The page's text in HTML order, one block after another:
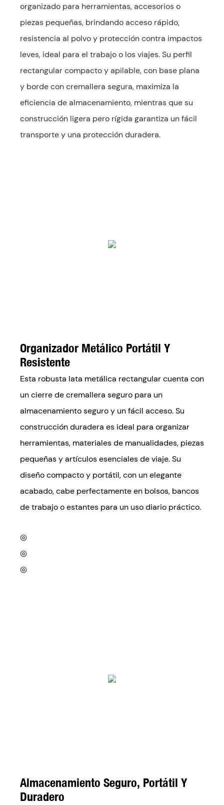
organizado para herramientas, accesorios o
piezas pequeñas, brindando acceso rápido,
resistencia al polvo y protección contra impactos
leves, ideal para el trabajo o los viajes. Su perfil
rectangular compacto y apilable, con base plana
y borde con cremallera segura, maximiza la
eficiencia de almacenamiento, mientras que su
construcción ligera pero rígida garantiza un fácil
transporte y una protección duradera.
Organizador Metálico Portátil Y
Resistente
Esta robusta lata metálica rectangular cuenta con
un cierre de cremallera seguro para un
almacenamiento seguro y un fácil acceso. Su
construcción duradera es ideal para organizar
herramientas, materiales de manualidades, piezas
pequeñas y artículos esenciales de viaje. Su
diseño compacto y portátil, con un elegante
acabado, cabe perfectamente en bolsos, bancos
de trabajo o estantes para un uso diario práctico.
◎
◎
◎
Almacenamiento Seguro, Portátil Y
Duradero